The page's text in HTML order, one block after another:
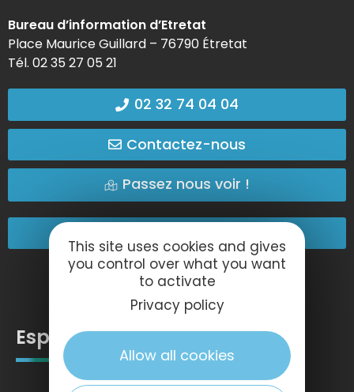
Bureau d’information d’Etretat
Place Maurice Guillard – 76790 Étretat
Tél. 02 35 27 05 21
02 32 74 04 04
Contactez-nous
Passez nous voir !
Espace pro
This site uses cookies and gives
you control over what you want
to activate
Privacy policy
Allow all cookies